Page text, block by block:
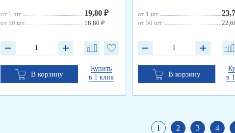
от 1 шт. 19,80 ₽
от 50 шт. 18,80 ₽
В корзину
Купить
в 1 клик
от 1 шт.
от 50 шт.
В корзину
в
1 2 3 4